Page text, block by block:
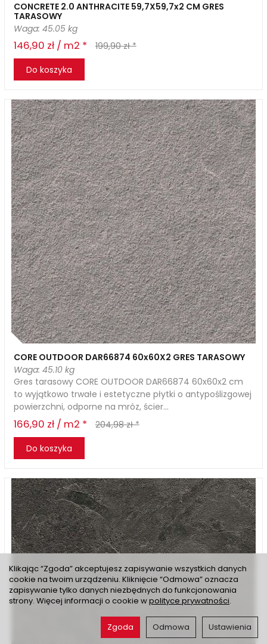
CONCRETE 2.0 ANTHRACITE 59,7X59,7x2 CM GRES
TARASOWY
Waga: 45.05 kg
146,90 zł / m2 *
199,90 zł *
Do koszyka
CORE OUTDOOR DAR66874 60x60X2 GRES TARASOWY
Waga: 45.10 kg
Gres tarasowy CORE OUTDOOR DAR66874 60x60x2 cm
to wyjątkowo trwałe i estetyczne płytki o antypoślizgowej
powierzchni, odporne na mróz, ścier...
166,90 zł / m2 *
204,98 zł *
Do koszyka
Klikając “Zgoda” akceptujesz zapisywanie wszystkich danych
cookie na twoim urządzeniu. Kliknięcie “Odmowa” oznacza
zapisywanie tylko danych niezbędnych do funkcjonowania
strony. Więcej informacji o cookie wpolityce prywatności.
Ustawienia
Odmowa
Zgoda